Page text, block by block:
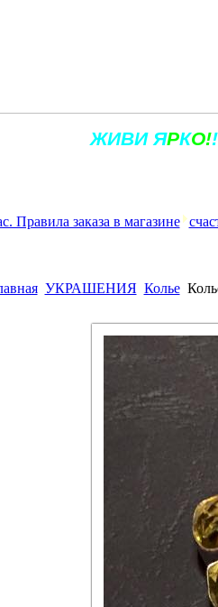
ЖИВИ ЯРКО!!
Правила заказа в магазине
УКРАШЕНИЯ Колье